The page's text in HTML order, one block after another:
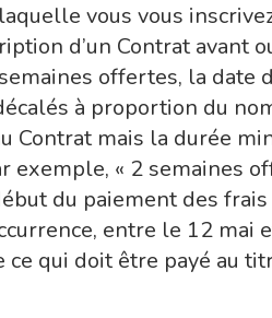
vous vous
d’un Contrat avant
offertes, la date
à proportion du
Contrat mais la durée
« 2 semaines
du paiement des
entre le 12 mai
ce qui doit être payé au